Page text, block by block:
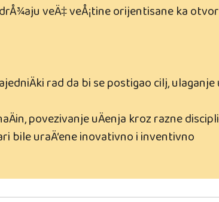
veÄ‡ veÅ¡tine orijentisane ka
rad da bi se postigao cilj,
povezivanje uÄenja kroz razne
uraÄ‘ene inovativno i inventivno